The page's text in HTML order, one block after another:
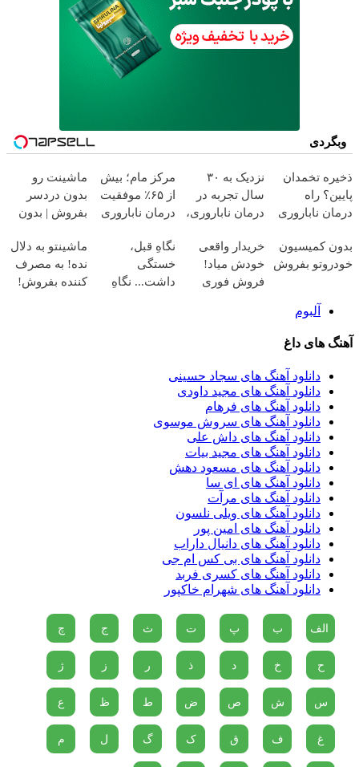
وبگردی
ذخیره تخمدان
پایین؟ راه
درمان ناباروری
است 🌱
نزدیک به ۳۰
سال تجربه در
درمان ناباروری،
فوق‌تخصصی
مام 👩‍⚕️
مرکز مام؛ بیش
از ۶۵٪ موفقیت
درمان ناباروری
ماشینت رو
بدون دردسر
بفروش | بدون
بدون کمیسیون
خودروتو بفروش
خریدار واقعی
خودش میاد!
فروش فوری
نگاهِ قبل،
خستگی
داشت... نگاهِ
ماشینتو به دلال
نده! به مصرف
کننده بفروش!
آلبوم
آهنگ های داغ
دانلود آهنگ های سجاد حسینی
دانلود آهنگ های مجید داودی
دانلود آهنگ های فرهام
دانلود آهنگ های سروش موسوی
دانلود آهنگ های داش علی
دانلود آهنگ های مجید بیات
دانلود آهنگ های مسعود دهش
دانلود آهنگ های ای سا
دانلود آهنگ های مرآت
دانلود آهنگ های ویلی نلسون
دانلود آهنگ های امین پور
دانلود آهنگ های دانیال داراب
دانلود آهنگ های بی کس ام جی
دانلود آهنگ های کسری فربد
دانلود آهنگ های شهرام خاکپور
الف ب پ ت ث ج چ
ح خ د ذ ر ز ژ
س ش ص ض ط ظ ع
غ ف ق ک گ ل م